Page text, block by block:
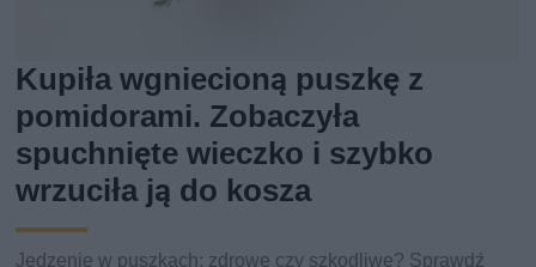
Kupiła wgniecioną puszkę z
pomidorami. Zobaczyła
spuchnięte wieczko i szybko
wrzuciła ją do kosza
Jedzenie w puszkach: zdrowe czy szkodliwe? Sprawdź